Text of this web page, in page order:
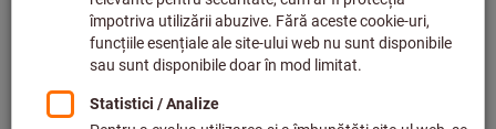
Suporturi de scule pentru capete de frezat MAS-BT (43)